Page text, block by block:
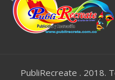
PubliRecreate . 2018.